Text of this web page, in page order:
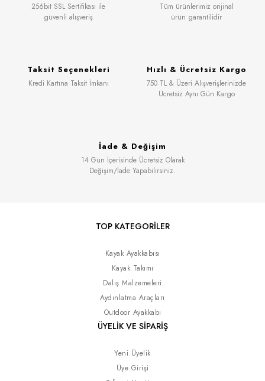
256bit SSL Sertifikası ile
güvenli alışveriş
Tüm ürünlerimiz orijinal
ürün garantilidir
Taksit Seçenekleri
Kredi Kartına Taksit İmkanı
Hızlı & Ücretsiz Kargo
750 TL & Üzeri Alışverişlerinizde
Ücretsiz Aynı Gün Kargo
İade & Değişim
14 Gün İçerisinde Ücretsiz Olarak
Değişim/İade Yapabilirsiniz.
TOP KATEGORİLER
Kayak Ayakkabısı
Kayak Takımı
Dalış Malzemeleri
Aydınlatma Araçları
Outdoor Ayakkabı
ÜYELİK VE SİPARİŞ
Yeni Üyelik
Üye Girişi